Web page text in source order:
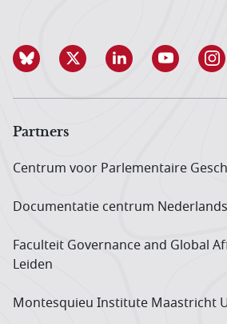
Partners
Centrum voor Parlementaire
Documentatie centrum
Faculteit Governance and Global
Leiden
Montesquieu Institute Maastricht